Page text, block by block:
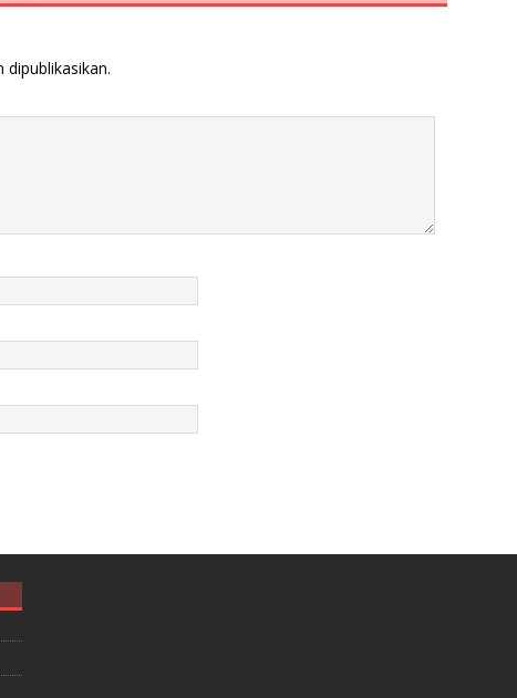
dipublikasikan.